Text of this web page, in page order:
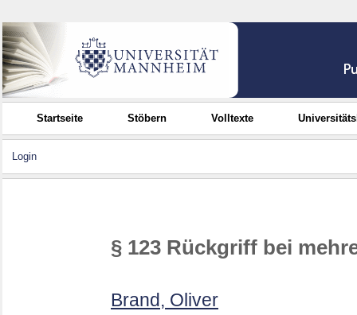
Startseite Stöbern Volltexte
Login
§ 123 Rückgriff bei
Brand, Oliver